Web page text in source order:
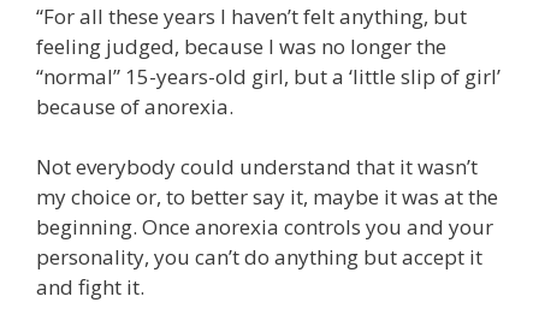
“For all these years I haven’t felt anything, but
feeling judged, because I was no longer the
“normal” 15-years-old girl, but a ‘little slip of girl’
because of anorexia.
Not everybody could understand that it wasn’t
my choice or, to better say it, maybe it was at the
beginning. Once anorexia controls you and your
personality, you can’t do anything but accept it
and fight it.